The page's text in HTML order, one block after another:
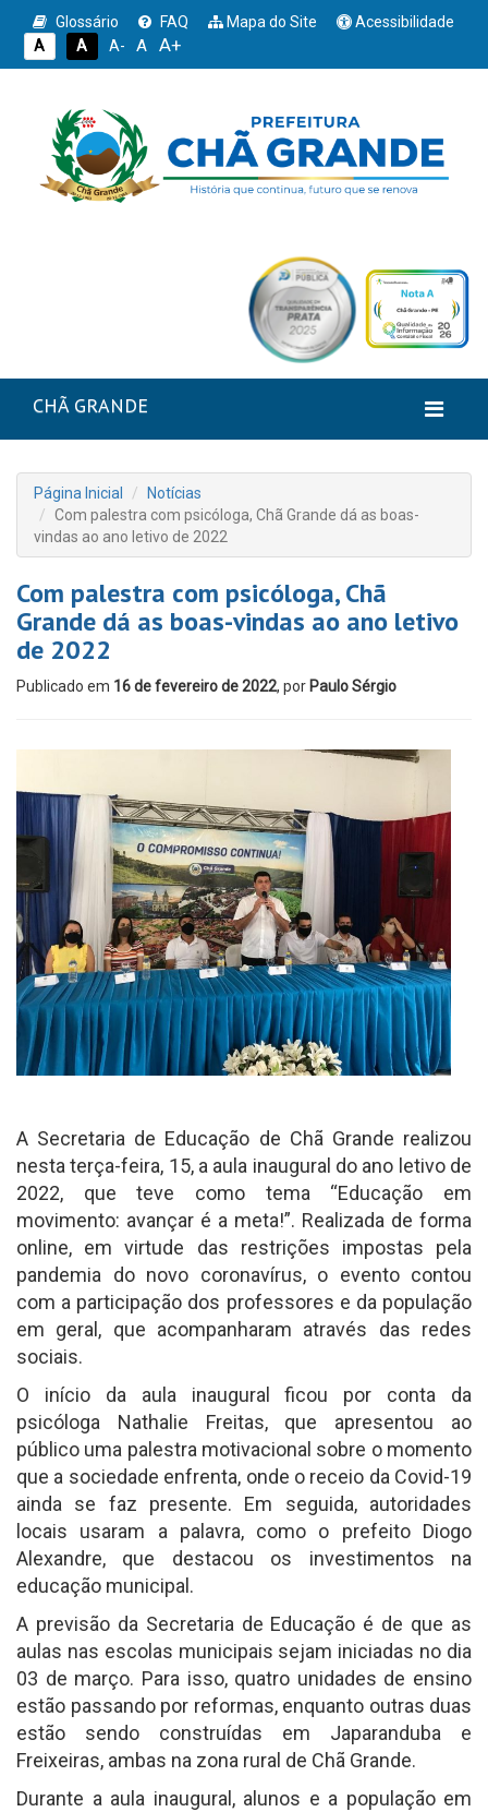
Glossário FAQ Mapa do Site
Acessibilidade
A
A A- A A+
CHÃ GRANDE
Página Inicial
Notícias
Com palestra com psicóloga, Chã Grande dá as boas-
vindas ao ano letivo de 2022
Com palestra com psicóloga, Chã
Grande dá as boas-vindas ao ano letivo
de 2022
Publicado em 16 de fevereiro de 2022, por Paulo Sérgio
A Secretaria de Educação de Chã Grande realizou
nesta terça-feira, 15, a aula inaugural do ano letivo de
2022, que teve como tema “Educação em
movimento: avançar é a meta!”. Realizada de forma
online, em virtude das restrições impostas pela
pandemia do novo coronavírus, o evento contou
com a participação dos professores e da população
em geral, que acompanharam através das redes
sociais.
O início da aula inaugural ficou por conta da
psicóloga Nathalie Freitas, que apresentou ao
público uma palestra motivacional sobre o momento
que a sociedade enfrenta, onde o receio da Covid-19
ainda se faz presente. Em seguida, autoridades
locais usaram a palavra, como o prefeito Diogo
Alexandre, que destacou os investimentos na
educação municipal.
A previsão da Secretaria de Educação é de que as
aulas nas escolas municipais sejam iniciadas no dia
03 de março. Para isso, quatro unidades de ensino
estão passando por reformas, enquanto outras duas
estão sendo construídas em Japaranduba e
Freixeiras, ambas na zona rural de Chã Grande.
Durante a aula inaugural, alunos e a população em